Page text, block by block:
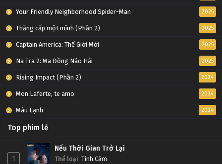
Your Friendly Neighborhood Spider-Man 2025
Thăng cấp một mình (Phần 2) 2025
Captain America: Thế Giới Mới 2025
Na Tra 2: Ma Đồng Náo Hải 2025
Rising Impact (Phần 2) 2024
Mon Laferte, te amo 2024
Máu Lạnh 2024
Top phim lẻ
1
Nếu Thời Gian Trở Lại
Thể loại: Tình Cảm